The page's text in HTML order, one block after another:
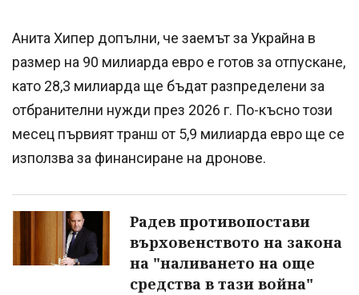
Анита Хипер допълни, че заемът за Украйна в
размер на 90 милиарда евро е готов за отпускане,
като 28,3 милиарда ще бъдат разпределени за
отбранителни нужди през 2026 г. По-късно този
месец първият транш от 5,9 милиарда евро ще се
използва за финансиране на дронове.
Радев противопостави
върховенството на закона
на "наливането на още
средства в тази война"